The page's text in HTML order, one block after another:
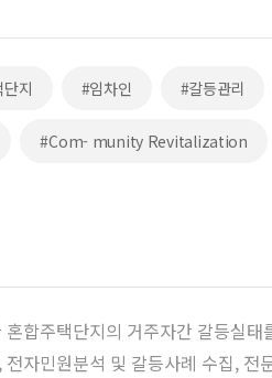
지 #임차인 #갈등관리
#Com- munity Revitalization
합주택단지의 거주자간 갈등실
자민원분석 및 갈등사례 수집,